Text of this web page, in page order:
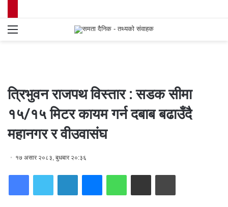
त्रिभुवन राजपथ विस्तार : सडक सीमा
१५/१५ मिटर कायम गर्न दबाब बढाउँदै
महानगर र वीउवासंघ
१७ असार २०८३, बुधबार २०:३६